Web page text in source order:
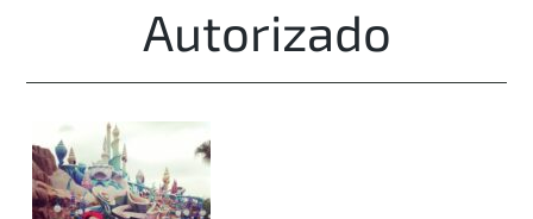
Autorizado